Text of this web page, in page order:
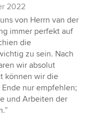
2022
von Herrn van der
immer perfekt auf
die
zu sein. Nach
wir absolut
können wir die
nur empfehlen;
und Arbeiten der